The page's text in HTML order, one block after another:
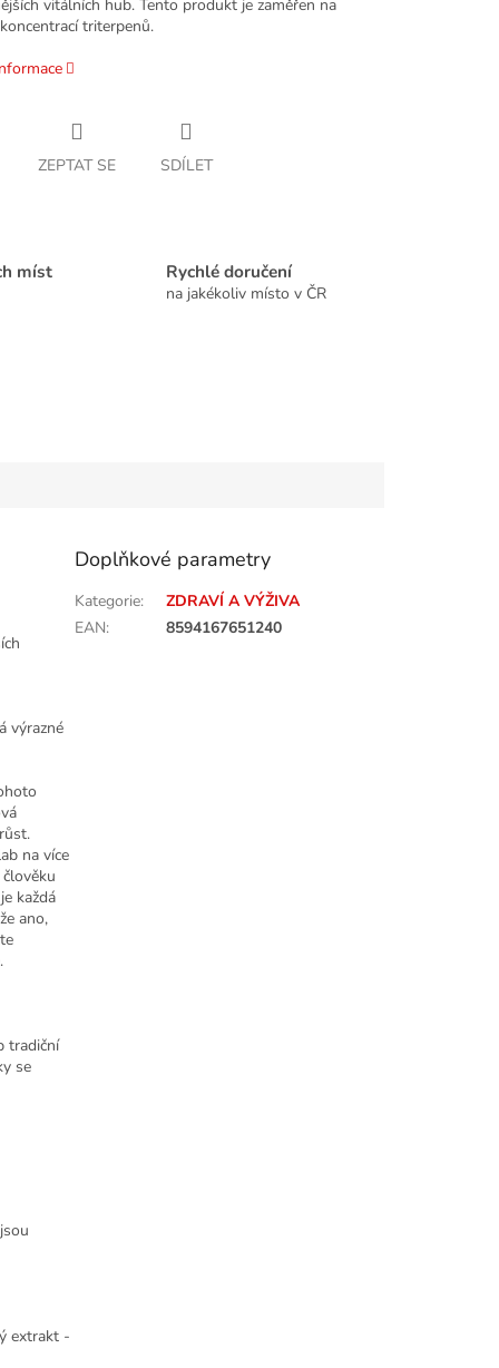
vitálních hub. Tento produkt je zaměřen na
triterpenů.
ZEPTAT SE SDÍLET
míst Rychlé doručení
na jakékoliv místo v ČR
výrazné
na více
každá
ano,
tradiční
se
extrakt -
Doplňkové parametry
Kategorie:
ZDRAVÍ A VÝŽIVA
EAN: 8594167651240